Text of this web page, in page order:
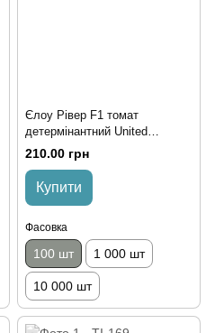
Єлоу Рівер F1 томат
детермінантний United
Genetics 100 насінин
210.00 грн
Купити
Фасовка
100 шт 1 000 шт
10 000 шт